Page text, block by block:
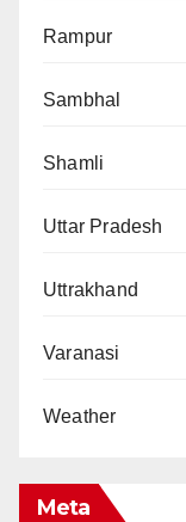
Rampur
Sambhal
Shamli
Uttar Pradesh
Uttrakhand
Varanasi
Weather
Meta